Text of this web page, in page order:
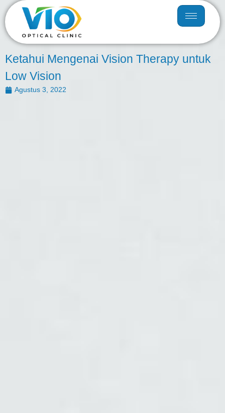
Ketahui Mengenai Vision Therapy untuk
Low Vision
Agustus 3, 2022